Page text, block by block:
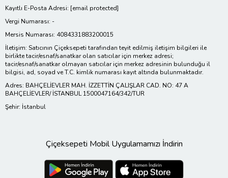
Kayıtlı E-Posta Adresi: [email protected]
Vergi Numarası: -
Mersis Numarası: 4084331883200015
İletişim: Satıcının Çiçeksepeti tarafından teyit edilmiş iletişim bilgileri ile
birlikte tacir/esnaf/sanatkar olan satıcılar için merkez adresi;
tacir/esnaf/sanatkar olmayan satıcılar için merkez adresinin bulunduğu il
bilgisi, ad, soyad ve T.C. kimlik numarası kayıt altında bulunmaktadır.
Adres: BAHÇELİEVLER MAH. İZZETTİN ÇALIŞLAR CAD. NO: 47 A
BAHÇELİEVLER/ İSTANBUL 1500047164/342/TUR
Şehir: İstanbul
Çiçeksepeti Mobil Uygulamamızı İndirin